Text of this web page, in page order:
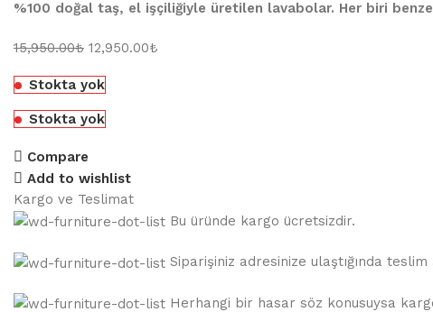
%100 doğal taş, el işçiliğiyle üretilen lavabolar. Her biri
15,950.00₺ 12,950.00₺
Stokta yok
Stokta yok
Compare
Add to wishlist
Kargo ve Teslimat
Bu üründe kargo ücretsizdir.
Siparişiniz adresinize ulaştığında
Herhangi bir hasar söz konusuysa